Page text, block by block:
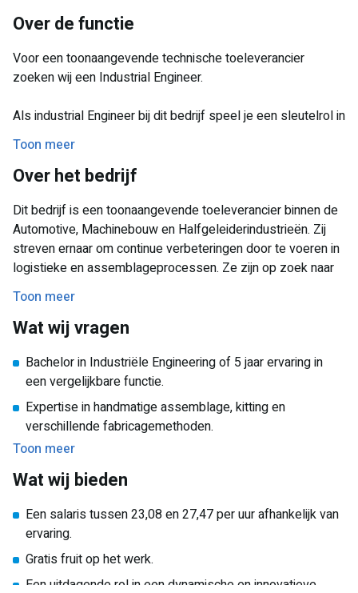
Over de functie
Voor een toonaangevende technische toeleverancier
zoeken wij een Industrial Engineer.
Als industrial Engineer bij dit bedrijf speel je een sleutelrol in
het optimaliseren van productieprocessen en het
introduceren van nieuwe assemblages. Je maakt deel uit
van het Operations-team en werkt nauw samen met
teams. Deze rol biedt je de mogelijkheid om niet alleen je
technische vaardigheden in te zetten, maar ook een
adviserende rol te vervullen richting de commerciële teams
en de productieafdeling.
Jouw taken en verantwoordelijkheden
Ontwikkelen en optimaliseren van assemblage- en
kittingsprocessen.
Coördineren van productintroducties en wijzigingen in
samenwerking met diverse afdelingen.
Continu verbeteren van processen door gebruik van Lean
Six Sigma-methodieken.
Ondersteunen van de productieafdeling bij technische
vraagstukken en procesverbeteringen.
Afhandelen van klantklachten volgens de 8D-methode en
coördineren van productievrijgaven (PPAP).
Bijdragen aan innovatieprojecten en het ontwikkelen van
een strategische roadmap.
Toon meer
Over het bedrijf
Dit bedrijf is een toonaangevende toeleverancier binnen de
Automotive, Machinebouw en Halfgeleiderindustrieën. Zij
streven ernaar om continue verbeteringen door te voeren in
logistieke en assemblageprocessen. Ze zijn op zoek naar
een enthousiaste Industrial Engineer die met passie voor
techniek en innovatie dit team komt versterken.
Toon meer
Wat wij vragen
Bachelor in Industriële Engineering of 5 jaar ervaring in
een vergelijkbare functie.
Expertise in handmatige assemblage, kitting en
verschillende fabricagemethoden.
Kennis van SMART-manufacturing en ervaring met
Autodesk Inventor en 3D-printers is een pré.
Nederlands als Engels.
Projectmanagementvaardigheden en ervaring met
verandermanagement.
Toon meer
Wat wij bieden
Een salaris tussen 23,08 en 27,47 per uur afhankelijk van
ervaring.
Gratis fruit op het werk.
Een uitdagende rol in een dynamische en innovatieve